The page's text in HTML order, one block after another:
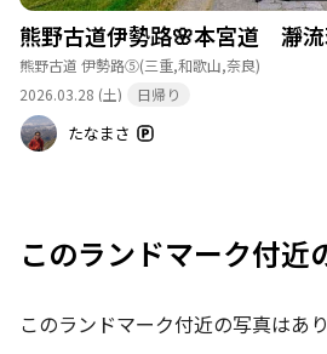
熊野古道 伊勢路⑤(三重,和歌山,奈良)
2026.03.28 (土)
日帰り
たなまさ
このランドマーク付近
このランドマーク付近の写真はあ